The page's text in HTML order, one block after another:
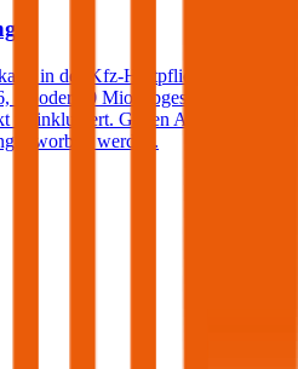
in der Kfz-Haftpflicht mit einer
15 oder 30 Mio. abgeschlossen
ist inkludiert. Gegen Aufpreis eine
erworben werden.